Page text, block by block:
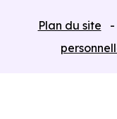
Plan du site